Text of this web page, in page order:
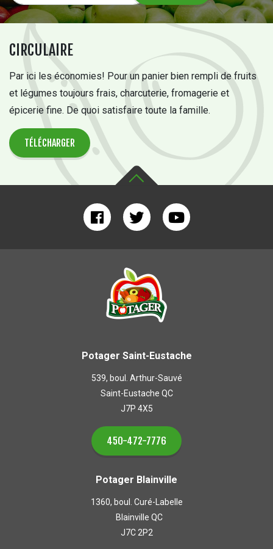
CIRCULAIRE
Par ici les économies! Pour un panier bien rempli de fruits
et légumes toujours frais, charcuterie, fromagerie et
épicerie fine. De quoi satisfaire toute la famille.
TÉLÉCHARGER
Potager Saint-Eustache
539, boul. Arthur-Sauvé
Saint-Eustache QC
J7P 4X5
450-472-7776
Potager Blainville
1360, boul. Curé-Labelle
Blainville QC
J7C 2P2